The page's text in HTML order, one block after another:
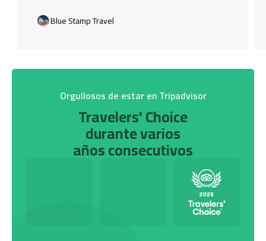
Blue Stamp Travel
Orgullosos de estar en Tripadvisor
Travelers' Choice
durante varios
años consecutivos